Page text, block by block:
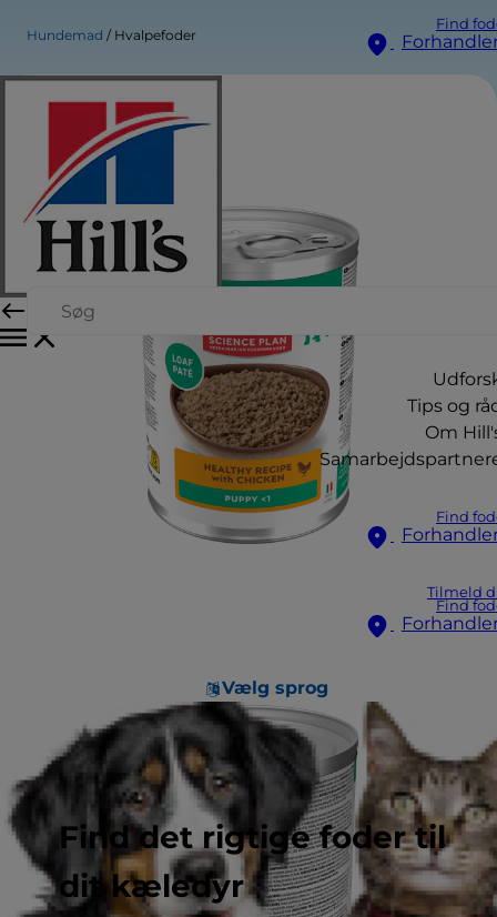
Find
Tips og
Om
Find
Tilmeld
Find
Vælg sprog
Find det rigtige foder til
dit kæledyr
Hundemad Hvalpefoder